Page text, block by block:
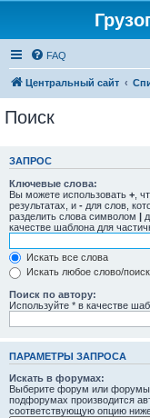
FAQ
Центральный сайт
Поиск
ЗАПРОС
Ключевые слова:
Вы можете использовать + ,
результатах, и - для слов,
разделить слова символом |
качестве шаблона для
Искать все слова
Искать любое слово/
Поиск по автору:
Используйте * в качестве
ПАРАМЕТРЫ ЗАПРОСА
Искать в форумах:
Выберите форум или форумы,
подфорумах производится
соответствующую опцию